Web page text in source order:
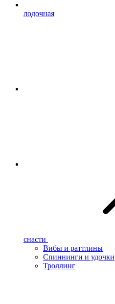
лодочная
снасти
Вибы и раттлины
Спиннинги и удочки
Троллинг